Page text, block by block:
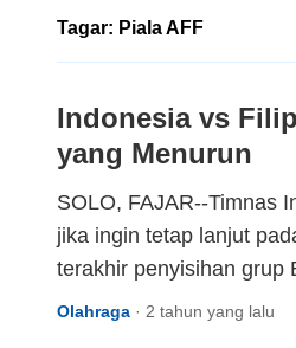
Tagar: Piala AFF
Indonesia vs
yang Menurun
SOLO, FAJAR--Timnas
jika ingin tetap lanjut
terakhir penyisihan grup
Olahraga · 2 tahun yang lalu